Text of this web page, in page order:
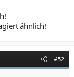
ähnlich!
#52